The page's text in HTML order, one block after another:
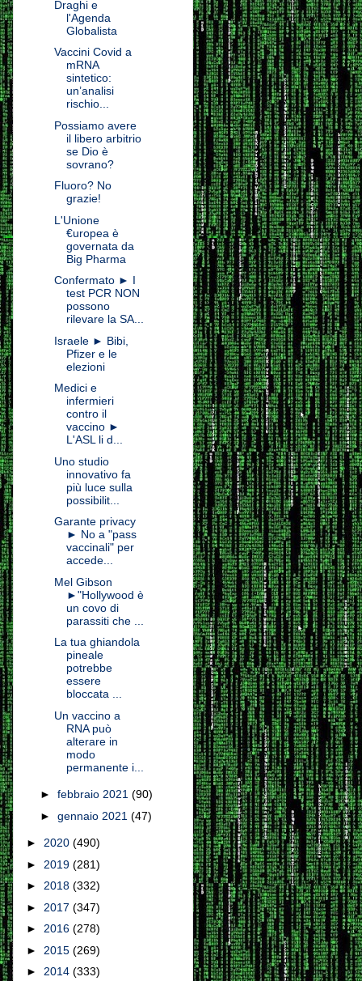
Draghi e
l'Agenda
Globalista
Vaccini Covid a
mRNA
sintetico:
un’analisi
rischio...
Possiamo avere
il libero arbitrio
se Dio è
sovrano?
Fluoro? No
grazie!
L'Unione
€uropea è
governata da
Big Pharma
Confermato ► I
test PCR NON
possono
rilevare la SA...
Israele ► Bibi,
Pfizer e le
elezioni
Medici e
infermieri
contro il
vaccino ►
L'ASL li d...
Uno studio
innovativo fa
più luce sulla
possibilit...
Garante privacy
► No a "pass
vaccinali" per
accede...
Mel Gibson
►"Hollywood è
un covo di
parassiti che ...
La tua ghiandola
pineale
potrebbe
essere
bloccata ...
Un vaccino a
RNA può
alterare in
modo
permanente i...
► febbraio 2021 (90)
► gennaio 2021 (47)
► 2020 (490)
► 2019 (281)
► 2018 (332)
► 2017 (347)
► 2016 (278)
► 2015 (269)
► 2014 (333)